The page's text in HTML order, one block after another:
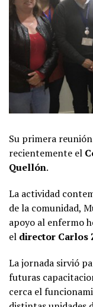
Su primera
recientemente el
Quellón.
La actividad
de la comunidad,
apoyo al enfermo
el director Carlos
La jornada sirvió
futuras
cerca el